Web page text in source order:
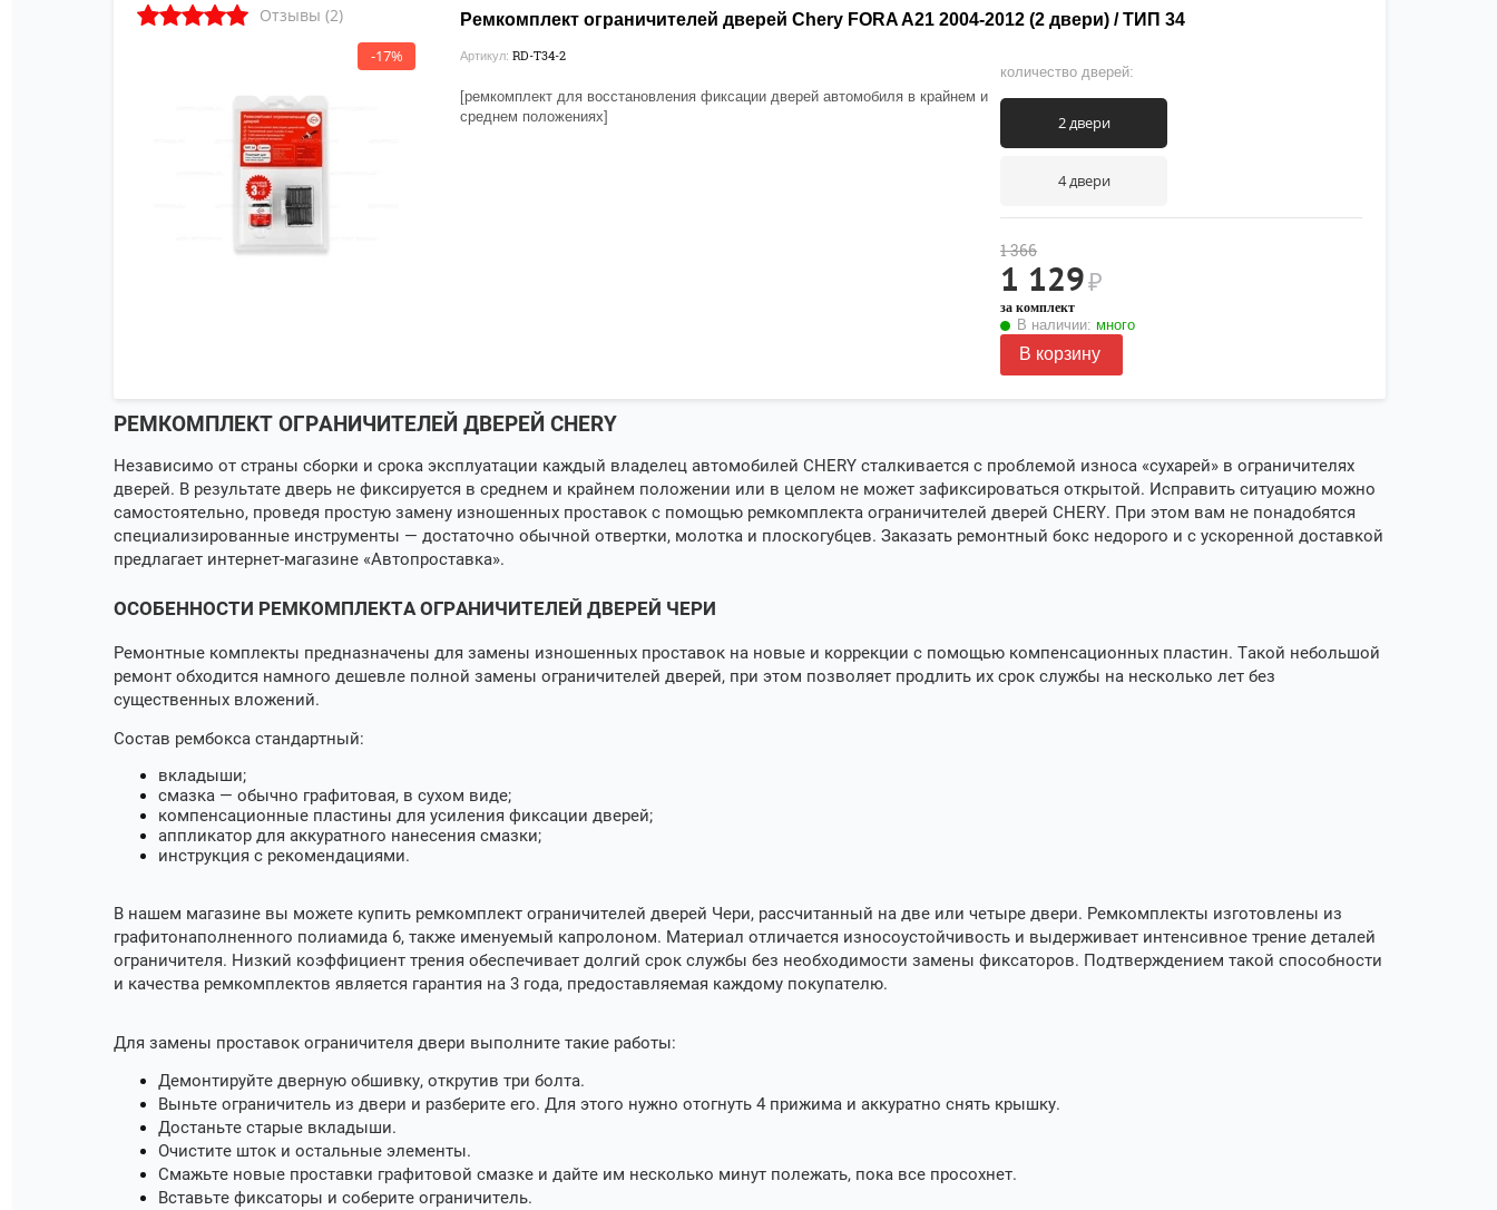
Отзывы (2)
-17%
Ремкомплект ограничителей дверей Chery FORA A21 2004-2012 (2 двери) / ТИП 34
Артикул: RD-T34-2
[ремкомплект для восстановления фиксации дверей автомобиля в крайнем и
среднем положениях]
количество дверей:
2 двери
4 двери
1 366
1 129₽
за комплект
В наличии: много
В корзину
РЕМКОМПЛЕКТ ОГРАНИЧИТЕЛЕЙ ДВЕРЕЙ CHERY
Независимо от страны сборки и срока эксплуатации каждый владелец автомобилей CHERY сталкивается с проблемой износа «сухарей» в ограничителях
дверей. В результате дверь не фиксируется в среднем и крайнем положении или в целом не может зафиксироваться открытой. Исправить ситуацию можно
самостоятельно, проведя простую замену изношенных проставок с помощью ремкомплекта ограничителей дверей CHERY. При этом вам не понадобятся
специализированные инструменты — достаточно обычной отвертки, молотка и плоскогубцев. Заказать ремонтный бокс недорого и с ускоренной доставкой
предлагает интернет-магазине «Автопроставка».
ОСОБЕННОСТИ РЕМКОМПЛЕКТА ОГРАНИЧИТЕЛЕЙ ДВЕРЕЙ ЧЕРИ
Ремонтные комплекты предназначены для замены изношенных проставок на новые и коррекции с помощью компенсационных пластин. Такой небольшой
ремонт обходится намного дешевле полной замены ограничителей дверей, при этом позволяет продлить их срок службы на несколько лет без
существенных вложений.
Состав рембокса стандартный:
вкладыши;
смазка — обычно графитовая, в сухом виде;
компенсационные пластины для усиления фиксации дверей;
аппликатор для аккуратного нанесения смазки;
инструкция с рекомендациями.
В нашем магазине вы можете купить ремкомплект ограничителей дверей Чери, рассчитанный на две или четыре двери. Ремкомплекты изготовлены из
графитонаполненного полиамида 6, также именуемый капролоном. Материал отличается износоустойчивость и выдерживает интенсивное трение деталей
ограничителя. Низкий коэффициент трения обеспечивает долгий срок службы без необходимости замены фиксаторов. Подтверждением такой способности
и качества ремкомплектов является гарантия на 3 года, предоставляемая каждому покупателю.
Для замены проставок ограничителя двери выполните такие работы:
Демонтируйте дверную обшивку, открутив три болта.
Выньте ограничитель из двери и разберите его. Для этого нужно отогнуть 4 прижима и аккуратно снять крышку.
Достаньте старые вкладыши.
Очистите шток и остальные элементы.
Смажьте новые проставки графитовой смазке и дайте им несколько минут полежать, пока все просохнет.
Вставьте фиксаторы и соберите ограничитель.